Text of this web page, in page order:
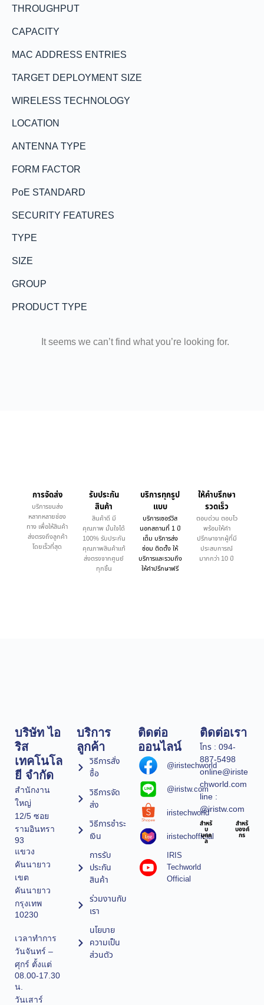
THROUGHPUT
CAPACITY
MAC ADDRESS ENTRIES
TARGET DEPLOYMENT SIZE
WIRELESS TECHNOLOGY
LOCATION
ANTENNA TYPE
FORM FACTOR
PoE STANDARD
SECURITY FEATURES
TYPE
SIZE
GROUP
PRODUCT TYPE
It seems we can’t find what you’re looking for.
การจัดส่ง
บริการขนส่ง
หลากหลายช่อง
ทาง เพื่อให้สินค้า
ส่งตรงถึงลูกค้า
โดยเร็วที่สุด
รับประกัน
สินค้า
สินค้าดี มี
คุณภาพ มั่นใจได้
100% รับประกัน
คุณภาพสินค้าแท้
ส่งตรงจากศูนย์
ทุกชิ้น
บริการทุกรูป
แบบ
บริการเซอร์วิส
นอกสถานที่ 1 ปี
เต็ม บริการส่ง
ซ่อม ติดตั้ง ให้
บริการและรวมถึง
ให้คำปรึกษาฟรี
ให้คำบรึกษา
รวดเร็ว
ตอบด่วน ตอบไว
พร้อมให้คำ
ปรึกษาจากผู้ที่มี
ประสบการณ์
มากกว่า 10 ปี
บริษัท ไอ
ริส
เทคโนโล
ยี จำกัด
สำนักงาน
ใหญ่
12/5 ซอย
รามอินทรา
93
แขวง
คันนายาว
เขต
คันนายาว
กรุงเทพ
10230
เวลาทำการ
วันจันทร์ –
ศุกร์ ตั้งแต่
08.00-17.30
น.
วันเสาร์
บริการ
ลูกค้า
วิธีการสั่ง
ซื้อ
วิธีการจัด
ส่ง
วิธีการชำระ
เงิน
การรับ
ประกัน
สินค้า
ร่วมงานกับ
เรา
นโยบาย
ความเป็น
ส่วนตัว
ติดต่อ
ออนไลน์
@iristechworld
@iristw.com
iristechworld
iristechofficial
IRIS
Techworld
Official
ติดต่อเรา
โทร : 094-
887-5498
online@iriste
chworld.com
line :
@iristw.com
สำหรั
บ
บุคค
ล
สำหรั
บองค์
กร